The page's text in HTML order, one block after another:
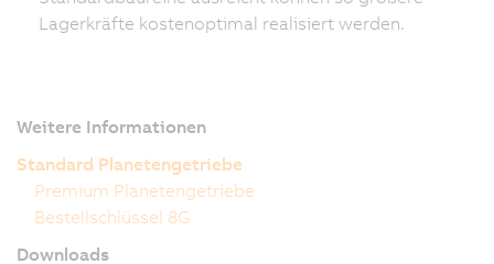
Lagerkräfte kostenoptimal realisiert werden.
Weitere Informationen
Standard Planetengetriebe
Premium Planetengetriebe
Bestellschlüssel 8G
Downloads